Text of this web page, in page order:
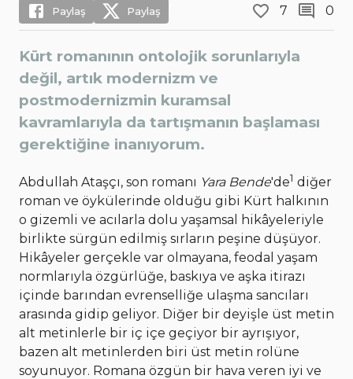
Paylaş Paylaş 7 0
Kürt romanının ontolojik sorunlarıyla
değil, artık modernizm ve
postmodernizmin kuramsal
kavramlarıyla da tartışmanın başlaması
gerektiğine inanıyorum.
Abdullah Ataşçı, son romanı Yara Bende'de1 diğer
roman ve öykülerinde olduğu gibi Kürt halkının
o gizemli ve acılarla dolu yaşamsal hikâyeleriyle
birlikte sürgün edilmiş sırların peşine düşüyor.
Hikâyeler gerçekle var olmayana, feodal yaşam
normlarıyla özgürlüğe, baskıya ve aşka itirazı
içinde barından evrenselliğe ulaşma sancıları
arasında gidip geliyor. Diğer bir deyişle üst metin
alt metinlerle bir iç içe geçiyor bir ayrışıyor,
bazen alt metinlerden biri üst metin rolüne
soyunuyor. Romana özgün bir hava veren iyi ve